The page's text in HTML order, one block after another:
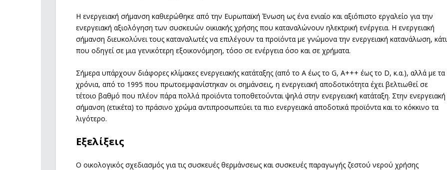
Η ενεργειακή σήμανση καθιερώθηκε από την Ευρωπαϊκή Ένωση ως ένα ενιαίο και αξιόπιστο εργαλείο για την
ενεργειακή αξιολόγηση των συσκευών οικιακής χρήσης που καταναλώνουν ηλεκτρική ενέργεια. Η ενεργειακή
σήμανση διευκολύνει τους καταναλωτές να επιλέγουν τα προϊόντα με γνώμονα την ενεργειακή κατανάλωση, κάτι
που οδηγεί σε μια γενικότερη εξοικονόμηση, τόσο σε ενέργεια όσο και σε χρήματα.
Σήμερα υπάρχουν διάφορες κλίμακες ενεργειακής κατάταξης (από το Α έως το G, A+++ έως το D, κ.α.), αλλά με τα
χρόνια, από το 1995 που πρωτοεμφανίστηκαν οι σημάνσεις, η ενεργειακή αποδοτικότητα έχει βελτιωθεί σε
τέτοιο βαθμό που πλέον πάρα πολλά προϊόντα τοποθετούνται ψηλά στην ενεργειακή κατάταξη. Στην ενεργειακή
σήμανση (ετικέτα) το πράσινο χρώμα αντιπροσωπεύει τα πιο ενεργειακά αποδοτικά προϊόντα και το κόκκινο τα
λιγότερο.
Εξελίξεις
Ο οικολογικός σχεδιασμός για τις συσκευές θερμάνσεως και συσκευές παραγωγής ζεστού νερού χρήσης